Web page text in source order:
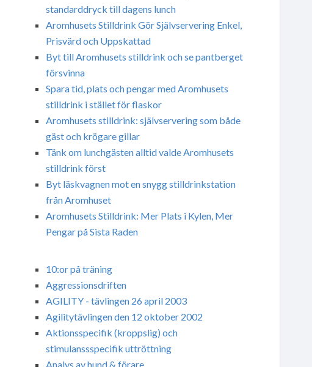
standarddryck till dagens lunch
Aromhusets Stilldrink Gör Självservering Enkel,
Prisvärd och Uppskattad
Byt till Aromhusets stilldrink och se pantberget
försvinna
Spara tid, plats och pengar med Aromhusets
stilldrink i stället för flaskor
Aromhusets stilldrink: självservering som både
gäst och krögare gillar
Tänk om lunchgästen alltid valde Aromhusets
stilldrink först
Byt läskvagnen mot en snygg stilldrinkstation
från Aromhuset
Aromhusets Stilldrink: Mer Plats i Kylen, Mer
Pengar på Sista Raden
10:or på träning
Aggressionsdriften
AGILITY - tävlingen 26 april 2003
Agilitytävlingen den 12 oktober 2002
Aktionsspecifik (kroppslig) och
stimulanssspecifik uttröttning
Analys av hund & förare